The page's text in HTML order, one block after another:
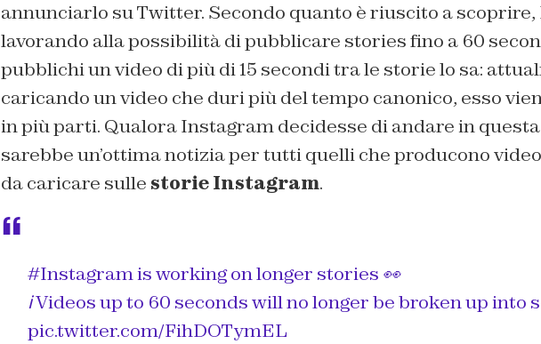
annunciarlo su Twitter. Secondo quanto è riuscito a
lavorando alla possibilità di pubblicare stories fino a 60
pubblichi un video di più di 15 secondi tra le storie lo sa:
caricando un video che duri più del tempo canonico, esso
in più parti. Qualora Instagram decidesse di andare in
sarebbe un’ottima notizia per tutti quelli che producono
da caricare sulle storie Instagram.
#Instagramis working on longer stories 👀
ℹ️ Videos up to 60 seconds will no longer be broken up into
pic.twitter.com/FihDOTymEL